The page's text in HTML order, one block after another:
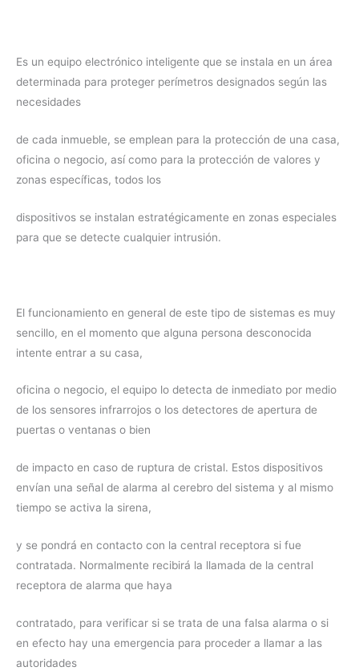
Es un equipo electrónico inteligente que se instala en un área
determinada para proteger perímetros designados según las
necesidades
de cada inmueble, se emplean para la protección de una casa,
oficina o negocio, así como para la protección de valores y
zonas específicas, todos los
dispositivos se instalan estratégicamente en zonas especiales
para que se detecte cualquier intrusión.
El funcionamiento en general de este tipo de sistemas es muy
sencillo, en el momento que alguna persona desconocida
intente entrar a su casa,
oficina o negocio, el equipo lo detecta de inmediato por medio
de los sensores infrarrojos o los detectores de apertura de
puertas o ventanas o bien
de impacto en caso de ruptura de cristal. Estos dispositivos
envían una señal de alarma al cerebro del sistema y al mismo
tiempo se activa la sirena,
y se pondrá en contacto con la central receptora si fue
contratada. Normalmente recibirá la llamada de la central
receptora de alarma que haya
contratado, para verificar si se trata de una falsa alarma o si
en efecto hay una emergencia para proceder a llamar a las
autoridades